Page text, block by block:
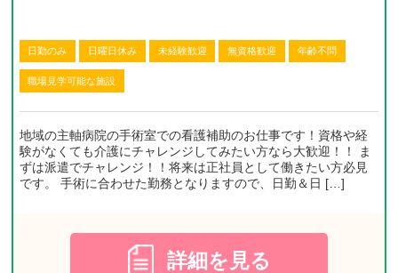
日勤のみ 日曜日休み 未経験歓迎 無資格歓迎 年齢不問
職場見学可能な施設
地域の主軸病院の手術室での看護補助のお仕事です！資格や経
験がなくても介護にチャレンジしてみたい方なら大歓迎！！ ま
ずは派遣でチャレンジ！！将来は正社員として働きたい方必見
です。 手術に合わせた勤務となりますので、日勤＆日 […]
詳細を見る